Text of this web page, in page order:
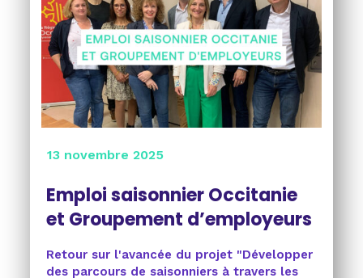
13 novembre 2025
Emploi saisonnier Occitanie
et Groupement d’employeurs
Retour sur l'avancée du projet "Développer
des parcours de saisonniers à travers les